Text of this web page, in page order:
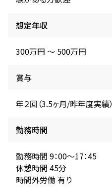
想定年収
300万円 〜 500万円
賞与
年２回（3.5ヶ月/昨年度実績）
勤務時間
勤務時間 9：00～17：45
休憩時間 45分
時間外労働 有り